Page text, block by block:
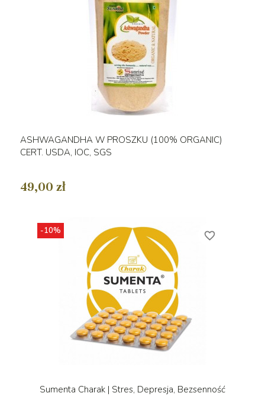
ASHWAGANDHA W PROSZKU (100% ORGANIC)
CERT. USDA, IOC, SGS
49,00 zł
Sumenta Charak | Stres, Depresja, Bezsenność
-10% favorite_border